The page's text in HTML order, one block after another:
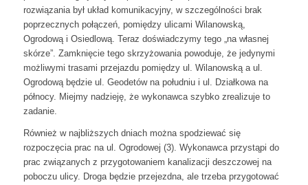
rozwiązania był układ komunikacyjny, w szczególności brak
poprzecznych połączeń, pomiędzy ulicami Wilanowską,
Ogrodową i Osiedlową. Teraz doświadczymy tego „na własnej
skórze”. Zamknięcie tego skrzyżowania powoduje, że jedynymi
możliwymi trasami przejazdu pomiędzy ul. Wilanowską a ul.
Ogrodową będzie ul. Geodetów na południu i ul. Działkowa na
północy. Miejmy nadzieję, że wykonawca szybko zrealizuje to
zadanie.
Również w najbliższych dniach można spodziewać się
rozpoczęcia prac na ul. Ogrodowej (3). Wykonawca przystąpi do
prac związanych z przygotowaniem kanalizacji deszczowej na
poboczu ulicy. Droga będzie przejezdna, ale trzeba przygotować